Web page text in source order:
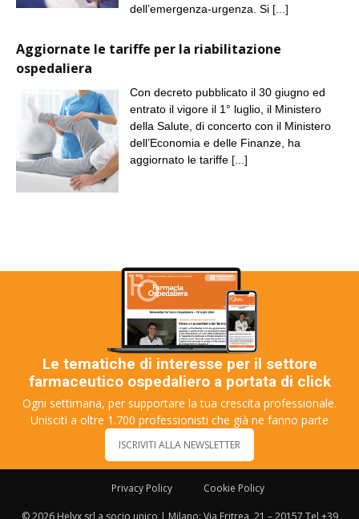
dell’emergenza-urgenza. Si [...]
Aggiornate le tariffe per la riabilitazione
ospedaliera
Con decreto pubblicato il 30 giugno ed
entrato il vigore il 1° luglio, il Ministero
della Salute, di concerto con il Ministero
dell’Economia e delle Finanze, ha
aggiornato le tariffe [...]
Le tematiche di interesse per il settore
farmaceutico ospedaliero a portata di click
Ogni settimana, per supportare la tua crescita professionale.
Unisciti a oltre 1.700 professionisti che già ne fanno parte
ISCRIVITI ALLA NEWSLETTER
Privacy Policy Cookie Policy